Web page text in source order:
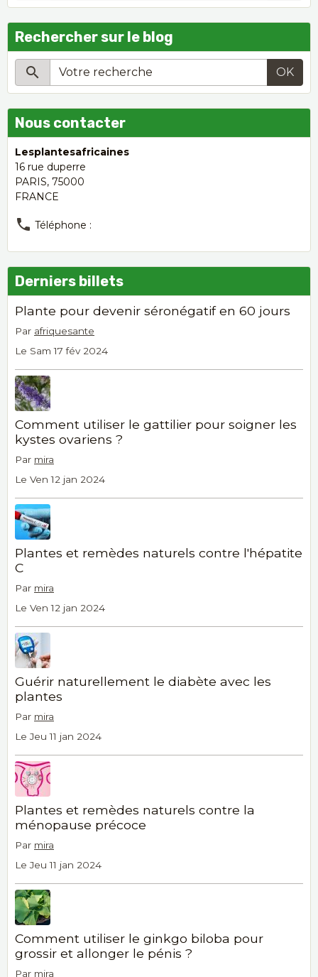
Rechercher sur le blog
OK
Nous contacter
Lesplantesafricaines
16 rue duperre
PARIS, 75000
FRANCE
Téléphone :
Derniers billets
Plante pour devenir séronégatif en 60 jours
Par afriquesante
Le Sam 17 fév 2024
Comment utiliser le gattilier pour soigner les
kystes ovariens ?
Par mira
Le Ven 12 jan 2024
Plantes et remèdes naturels contre l'hépatite
C
Par mira
Le Ven 12 jan 2024
Guérir naturellement le diabète avec les
plantes
Par mira
Le Jeu 11 jan 2024
Plantes et remèdes naturels contre la
ménopause précoce
Par mira
Le Jeu 11 jan 2024
Comment utiliser le ginkgo biloba pour
grossir et allonger le pénis ?
Par mira